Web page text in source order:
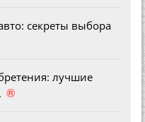
секреты выбора
лучшие
®